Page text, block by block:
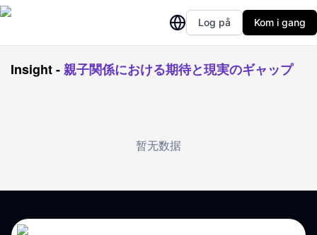
Log på Kom i gang
Insight-親子関係における期待と現実のギャップ
暂无数据